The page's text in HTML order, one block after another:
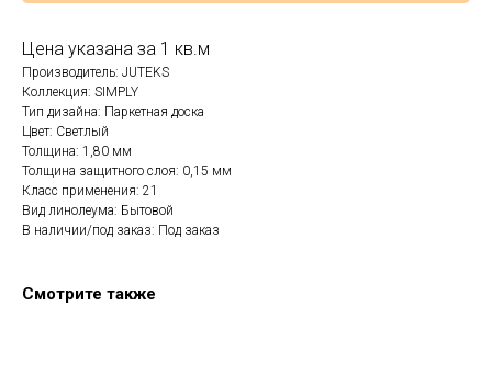
Цена указана за 1 кв.м
Производитель: JUTEKS
Коллекция: SIMPLY
Тип дизайна: Паркетная доска
Цвет: Светлый
Толщина: 1,80 мм
Толщина защитного слоя: 0,15 мм
Класс применения: 21
Вид линолеума: Бытовой
В наличии/под заказ: Под заказ
Смотрите также